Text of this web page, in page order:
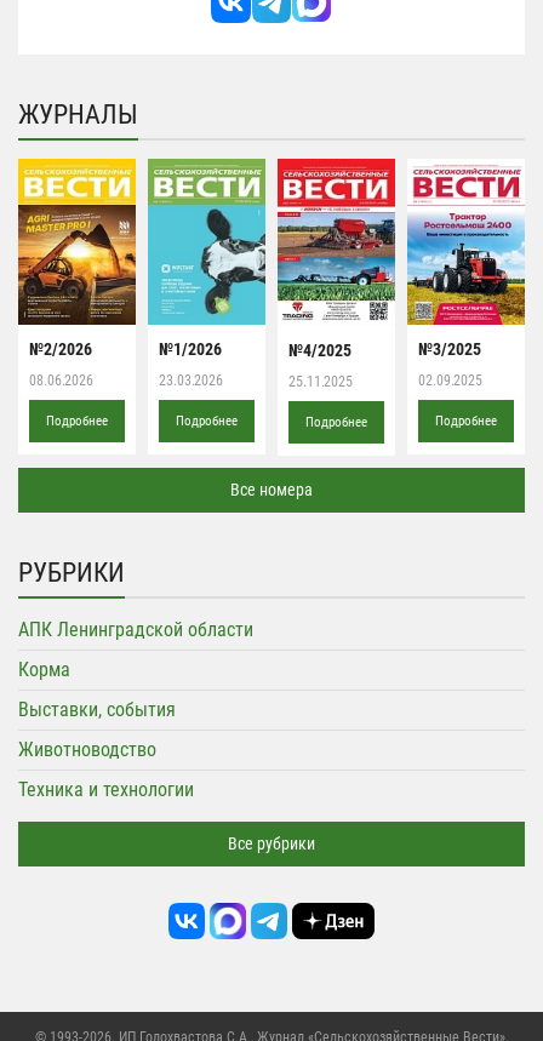
ЖУРНАЛЫ
№2/2026
08.06.2026
Подробнее
№1/2026
23.03.2026
Подробнее
№4/2025
25.11.2025
Подробнее
№3/2025
02.09.2025
Подробнее
Все номера
РУБРИКИ
АПК Ленинградской области
Корма
Выставки, события
Животноводство
Техника и технологии
Все рубрики
© 1993-2026. ИП Голохвастова С.А., Журнал «Сельскохозяйственные Вести».